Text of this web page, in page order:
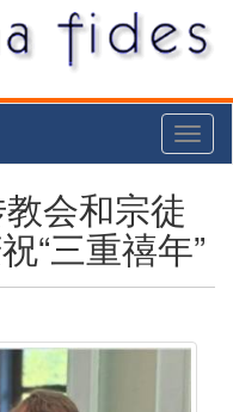
会和宗徒
“三重禧年”